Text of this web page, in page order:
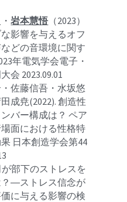
岩本慧悟（2023）
影響を与えるオフ
どの音環境に関す
年電気学会電子・
会 2023.09.01
佐藤信吾・水坂悠
成尭(2022). 創造性
バー構成は？ ペア
面における性格特
日本創造学会第44
が部下のストレスを
―ストレス信念が
に与える影響の検